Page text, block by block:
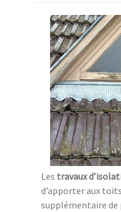
Les travaux
d’apporter aux
supplémentaire